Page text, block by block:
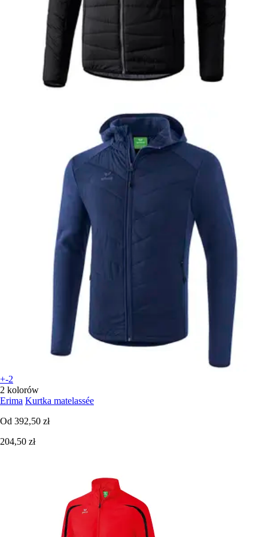
+-2
2 kolorów
Erima Kurtka matelassée
Od 392,50 zł
204,50 zł